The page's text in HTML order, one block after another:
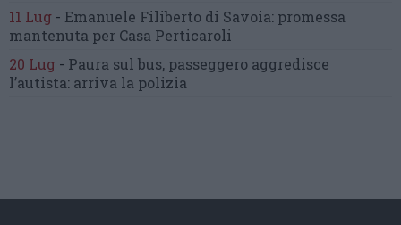
11 Lug - Emanuele Filiberto di Savoia: promessa
mantenuta per Casa Perticaroli
20 Lug - Paura sul bus, passeggero aggredisce
l’autista: arriva la polizia